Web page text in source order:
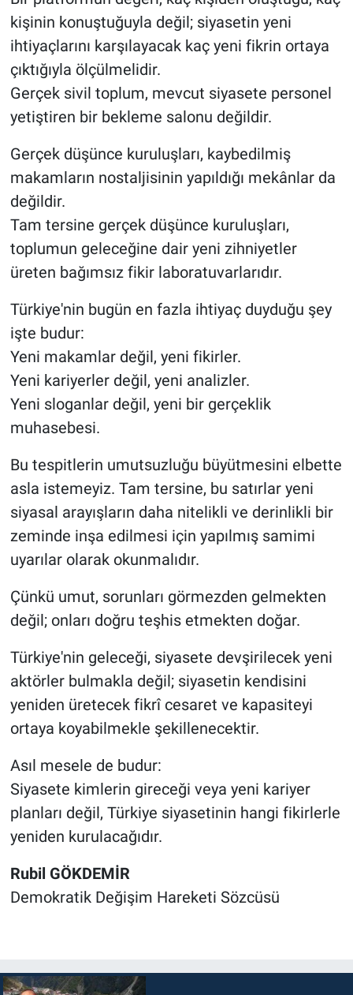
kişinin konuştuğuyla değil; siyasetin yeni
ihtiyaçlarını karşılayacak kaç yeni fikrin ortaya
çıktığıyla ölçülmelidir.
Gerçek sivil toplum, mevcut siyasete personel
yetiştiren bir bekleme salonu değildir.
Gerçek düşünce kuruluşları, kaybedilmiş
makamların nostaljisinin yapıldığı mekânlar da
değildir.
Tam tersine gerçek düşünce kuruluşları,
toplumun geleceğine dair yeni zihniyetler
üreten bağımsız fikir laboratuvarlarıdır.
Türkiye'nin bugün en fazla ihtiyaç duyduğu şey
işte budur:
Yeni makamlar değil, yeni fikirler.
Yeni kariyerler değil, yeni analizler.
Yeni sloganlar değil, yeni bir gerçeklik
muhasebesi.
Bu tespitlerin umutsuzluğu büyütmesini elbette
asla istemeyiz. Tam tersine, bu satırlar yeni
siyasal arayışların daha nitelikli ve derinlikli bir
zeminde inşa edilmesi için yapılmış samimi
uyarılar olarak okunmalıdır.
Çünkü umut, sorunları görmezden gelmekten
değil; onları doğru teşhis etmekten doğar.
Türkiye'nin geleceği, siyasete devşirilecek yeni
aktörler bulmakla değil; siyasetin kendisini
yeniden üretecek fikrî cesaret ve kapasiteyi
ortaya koyabilmekle şekillenecektir.
Asıl mesele de budur:
Siyasete kimlerin gireceği veya yeni kariyer
planları değil, Türkiye siyasetinin hangi fikirlerle
yeniden kurulacağıdır.
Rubil GÖKDEMİR
Demokratik Değişim Hareketi Sözcüsü